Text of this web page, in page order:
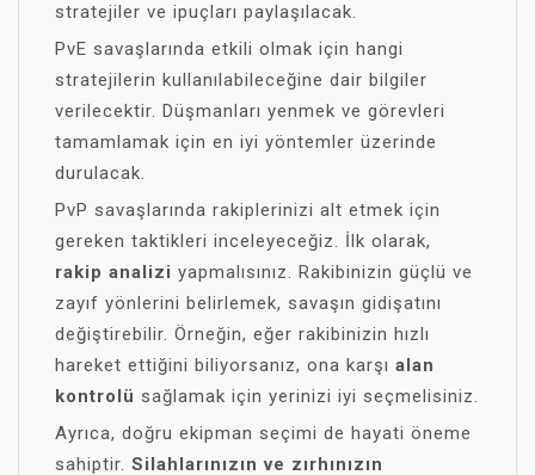
stratejiler ve ipuçları paylaşılacak.
PvE savaşlarında etkili olmak için hangi
stratejilerin kullanılabileceğine dair bilgiler
verilecektir. Düşmanları yenmek ve görevleri
tamamlamak için en iyi yöntemler üzerinde
durulacak.
PvP savaşlarında rakiplerinizi alt etmek için
gereken taktikleri inceleyeceğiz. İlk olarak,
rakip analizi yapmalısınız. Rakibinizin güçlü ve
zayıf yönlerini belirlemek, savaşın gidişatını
değiştirebilir. Örneğin, eğer rakibinizin hızlı
hareket ettiğini biliyorsanız, ona karşı alan
kontrolü sağlamak için yerinizi iyi seçmelisiniz.
Ayrıca, doğru ekipman seçimi de hayati öneme
sahiptir. Silahlarınızın ve zırhınızın